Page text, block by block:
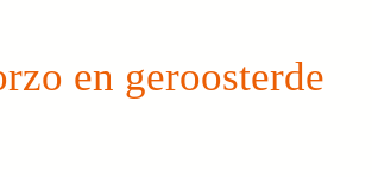
Bladgroenten
en geroosterde